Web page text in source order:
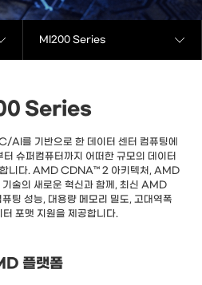
MI200 Series
Series
를 기반으로 한 데이터 센터 컴퓨팅에
슈퍼컴퓨터까지 어떠한 규모의 데이터
합니다. AMD CDNA™ 2 아키텍처, AMD
술의 새로운 혁신과 함께, 최신 AMD
팅 성능, 대용량 메모리 밀도, 고대역폭
터 포맷 지원을 제공합니다.
플랫폼